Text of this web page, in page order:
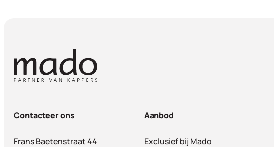
Contacteer ons
Frans Baetenstraat 44
Aanbod
Exclusief bij Mado